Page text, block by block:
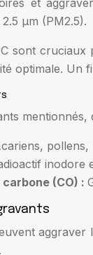
et
µm (PM2.5).
sont
optimale. Un
mentionnés,
pollens,
inodore
(CO) :
aggraver